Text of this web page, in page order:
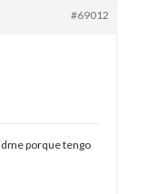
#69012
porque tengo